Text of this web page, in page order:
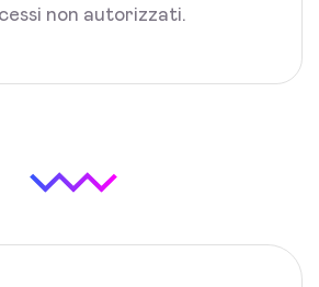
non autorizzati.